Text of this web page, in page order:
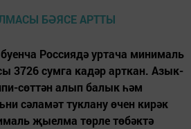
Россиядә уртача минималь
3726 сумга кадәр арткан. Азык-
сөттән алып балык һәм
сәламәт туклану өчен кирәк
җыелма төрле төбәктә